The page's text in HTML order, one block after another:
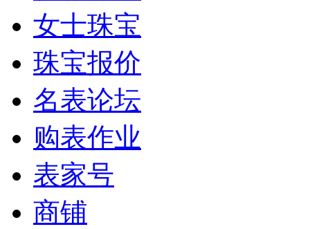
女士珠宝
珠宝报价
名表论坛
购表作业
表家号
商铺